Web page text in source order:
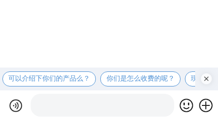
可以介绍下你们的产品么？ 你们是怎么收费的呢？ 现在有